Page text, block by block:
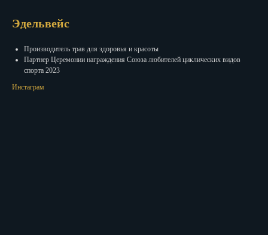
Эдельвейс
Производитель трав для здоровья и красоты
Партнер Церемонии награждения Союза любителей циклических видов
спорта 2023
Инстаграм